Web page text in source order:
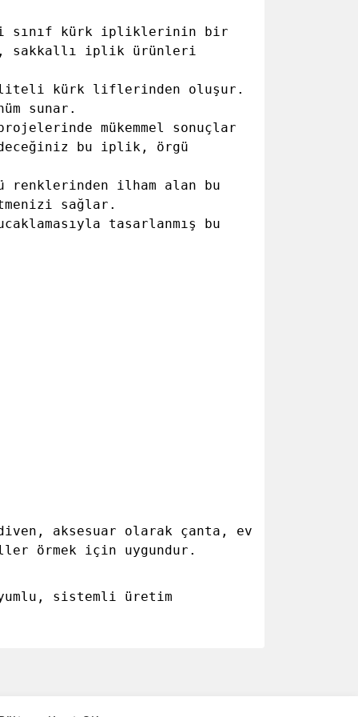
sınıf kürk ipliklerinin bir
sakkallı iplik ürünleri
kürk liflerinden oluşur.
sunar.
mükemmel sonuçlar
bu iplik, örgü
renklerinden ilham alan bu
sağlar.
tasarlanmış bu
aksesuar olarak çanta, ev
örmek için uygundur.
sistemli üretim